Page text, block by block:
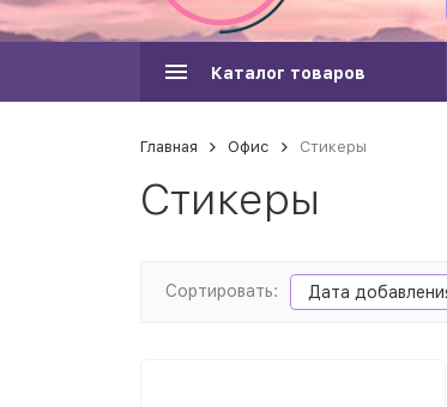
Каталог товаров
Главная Офис Стикеры
Стикеры
Сортировать: